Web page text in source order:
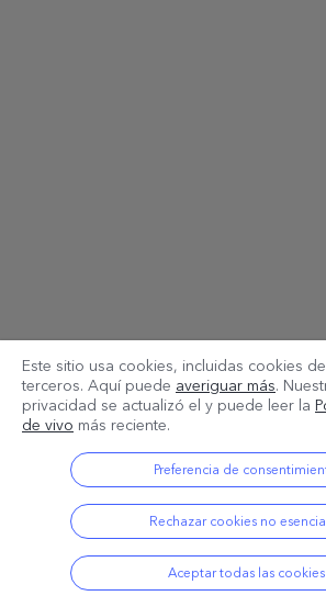
Este sitio usa cookies, incluidas cookies
terceros. Aquí puede averiguar más.
privacidad se actualizó el y puede leer la
de vivo más reciente.
Preferencia de
Rechazar cookies no
Aceptar todas las cookies